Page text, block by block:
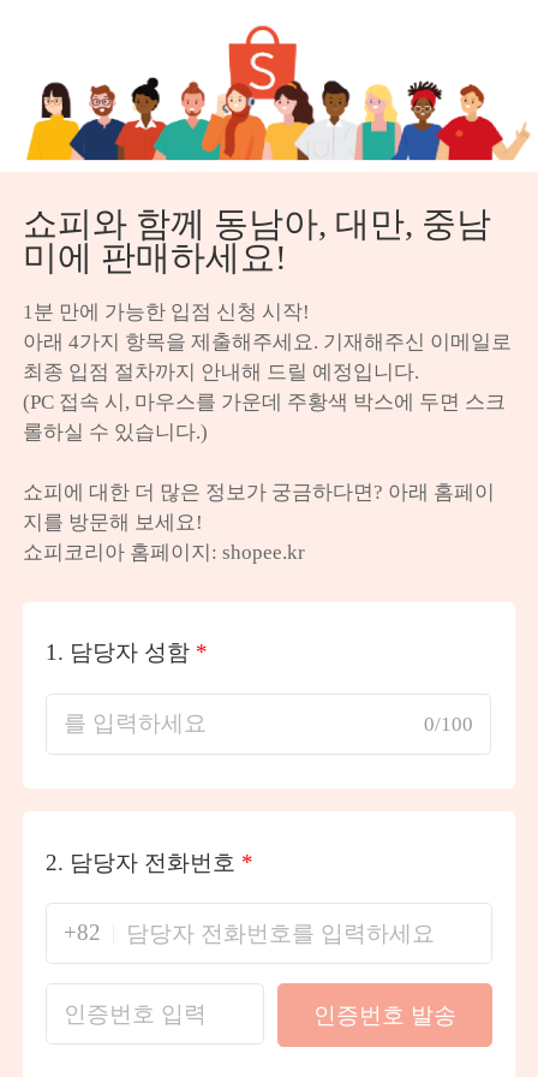
쇼피와 함께 동남아, 대만, 중남
미에 판매하세요!
1분 만에 가능한 입점 신청 시작!
아래 4가지 항목을 제출해주세요. 기재해주신 이메일로
최종 입점 절차까지 안내해 드릴 예정입니다.
(PC 접속 시, 마우스를 가운데 주황색 박스에 두면 스크
롤하실 수 있습니다.)
쇼피에 대한 더 많은 정보가 궁금하다면? 아래 홈페이
지를 방문해 보세요!
쇼피코리아 홈페이지: shopee.kr
1. 담당자 성함 *
0/100
2. 담당자 전화번호 *
+82
인증번호 발송